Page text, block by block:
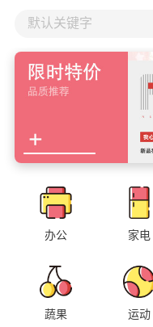
默认关键字
办公 家电
蔬果 运动